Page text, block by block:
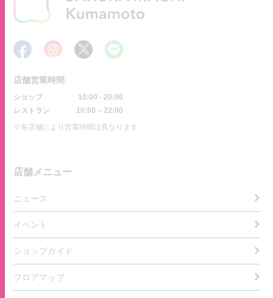
店舗営業時間
ショップ
10:00 - 20:00
レストラン
10:00 – 22:00
※各店舗により営業時間は異なります
店舗メニュー
ニュース
イベント
ショップガイド
フロアマップ